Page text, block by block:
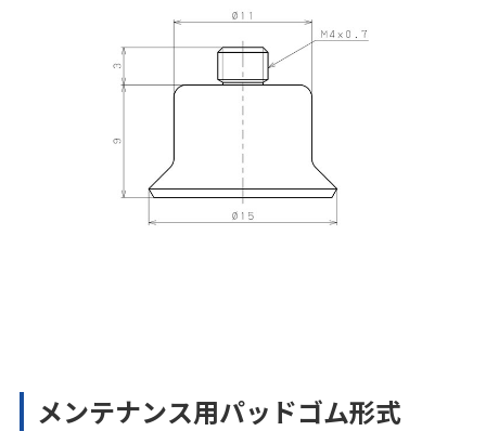
メンテナンス用パッドゴム形式